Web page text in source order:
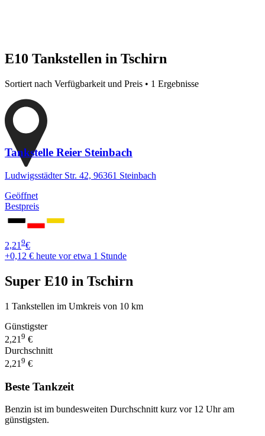
E10 Tankstellen in Tschirn
Sortiert nach Verfügbarkeit und Preis • 1 Ergebnisse
Tankstelle Reier Steinbach
Ludwigsstädter Str. 42, 96361 Steinbach
Geöffnet
Bestpreis
2,21 9€
+0,12 € heute vor etwa 1 Stunde
Super E10 in Tschirn
1 Tankstellen im Umkreis von 10 km
Günstigster
2,219 €
Durchschnitt
2,21 9 €
Beste Tankzeit
Benzin ist im bundesweiten Durchschnitt kurz vor 12 Uhr am
günstigsten.